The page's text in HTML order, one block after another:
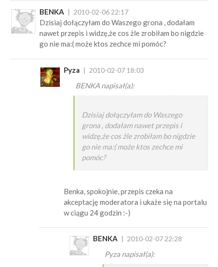
BENKA 2010-02-06 22:17
Dzisiaj dołączyłam do Waszego grona , dodałam
nawet przepis i widzę,że cos żle zrobiłam bo nigdzie
go nie ma:( może ktos zechce mi pomóc?
Pyza 2010-02-07 18:03
BENKA napisał(a):
Dzisiaj dołączyłam do Waszego
grona , dodałam nawet przepis i
widzę,że cos żle zrobiłam bo nigdzie
go nie ma:( może ktos zechce mi
pomóc?
Benka, spokojnie, przepis czeka na
akceptację moderatora i ukaże się na portalu
w ciągu 24 godzin :-)
BENKA 2010-02-07 22:28
Pyza napisał(a):